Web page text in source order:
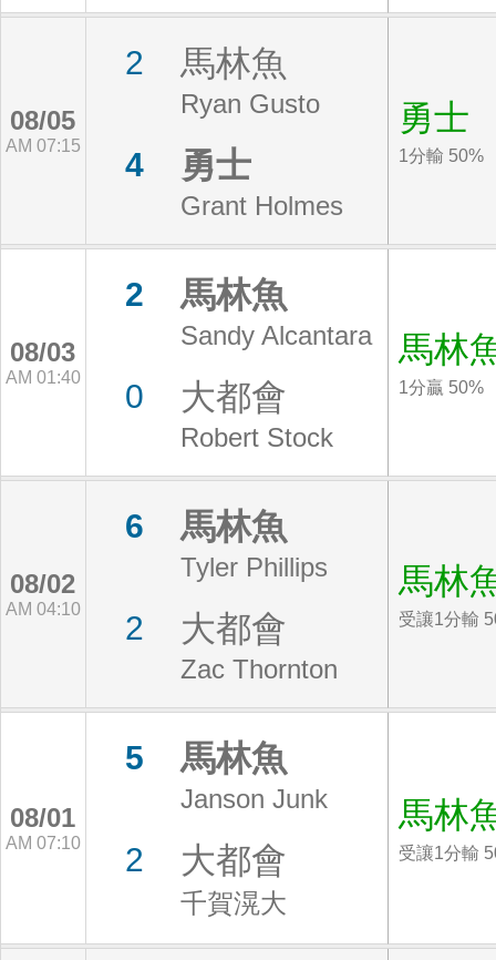
08/05
AM 07:15
2 馬林魚
Ryan Gusto
4 勇士
Grant Holmes
勇士
1分輸 50%
08/03
AM 01:40
2 馬林魚
Sandy Alcantara
0 大都會
Robert Stock
馬林
1分贏 50%
08/02
AM 04:10
6 馬林魚
Tyler Phillips
2 大都會
Zac Thornton
馬林
受讓1分輸
08/01
AM 07:10
5 馬林魚
Janson Junk
2 大都會
千賀滉大
馬林
受讓1分輸